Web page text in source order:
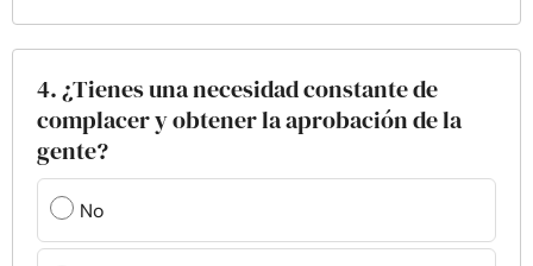
4. ¿Tienes una necesidad constante de
complacer y obtener la aprobación de la
gente?
No